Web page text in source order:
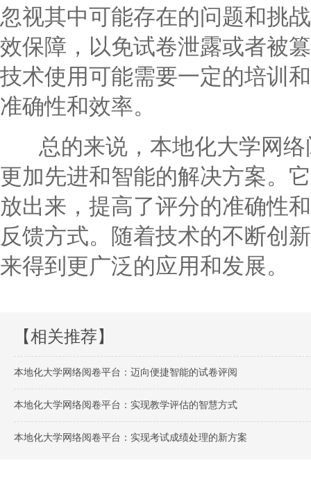
忽视其中可能存在的问题和挑
效保障，以免试卷泄露或者被
技术使用可能需要一定的培训
准确性和效率。
总的来说，本地化大学网络
更加先进和智能的解决方案。
放出来，提高了评分的准确性
反馈方式。随着技术的不断创
来得到更广泛的应用和发展。
【相关推荐】
本地化大学网络阅卷平台：迈向便捷智能的试卷评阅
本地化大学网络阅卷平台：实现教学评估的智慧方式
本地化大学网络阅卷平台：实现考试成绩处理的新方案